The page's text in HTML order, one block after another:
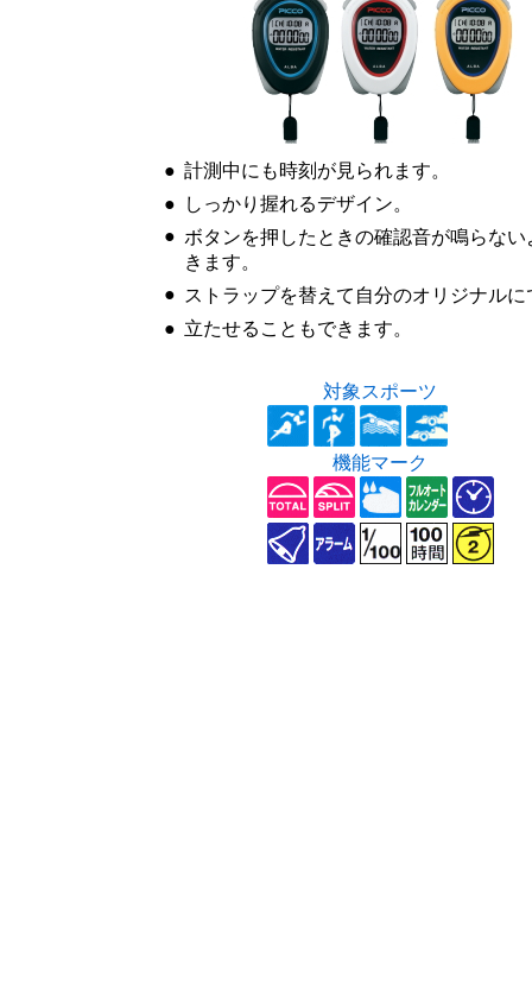
● 計測中にも時刻が見られます。
●
しっかり握れるデザイン。
● ボタンを押したときの確認音が鳴らない
きます。
● ストラップを替えて自分のオリジナルに
● 立たせることもできます。
対象スポーツ
機能マーク